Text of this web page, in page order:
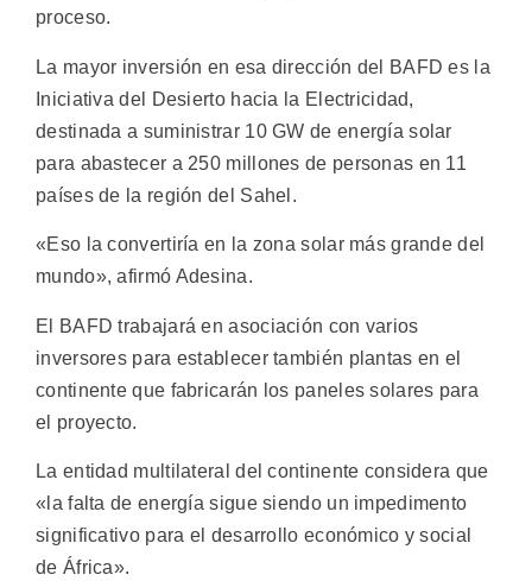
proceso.
La mayor inversión en esa dirección del BAFD es la
Iniciativa del Desierto hacia la Electricidad,
destinada a suministrar 10 GW de energía solar
para abastecer a 250 millones de personas en 11
países de la región del Sahel.
«Eso la convertiría en la zona solar más grande del
mundo», afirmó Adesina.
El BAFD trabajará en asociación con varios
inversores para establecer también plantas en el
continente que fabricarán los paneles solares para
el proyecto.
La entidad multilateral del continente considera que
«la falta de energía sigue siendo un impedimento
significativo para el desarrollo económico y social
de África».